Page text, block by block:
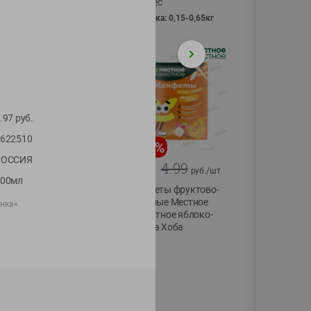
фасовка: 0,15-0,65кг
-13
5.99
копченые
%
4.99 руб./шт
Конфеты фруктово-
ягодные Местное
известное яблоко-
тыква Хоба
руб.